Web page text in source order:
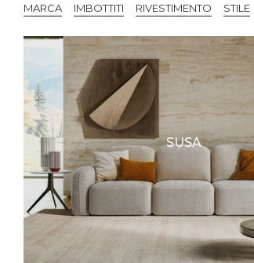
MARCA IMBOTTITI RIVESTIMENTO STILE
SUSA